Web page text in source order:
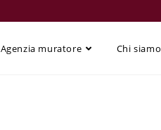
Agenzia muratore Chi siamo